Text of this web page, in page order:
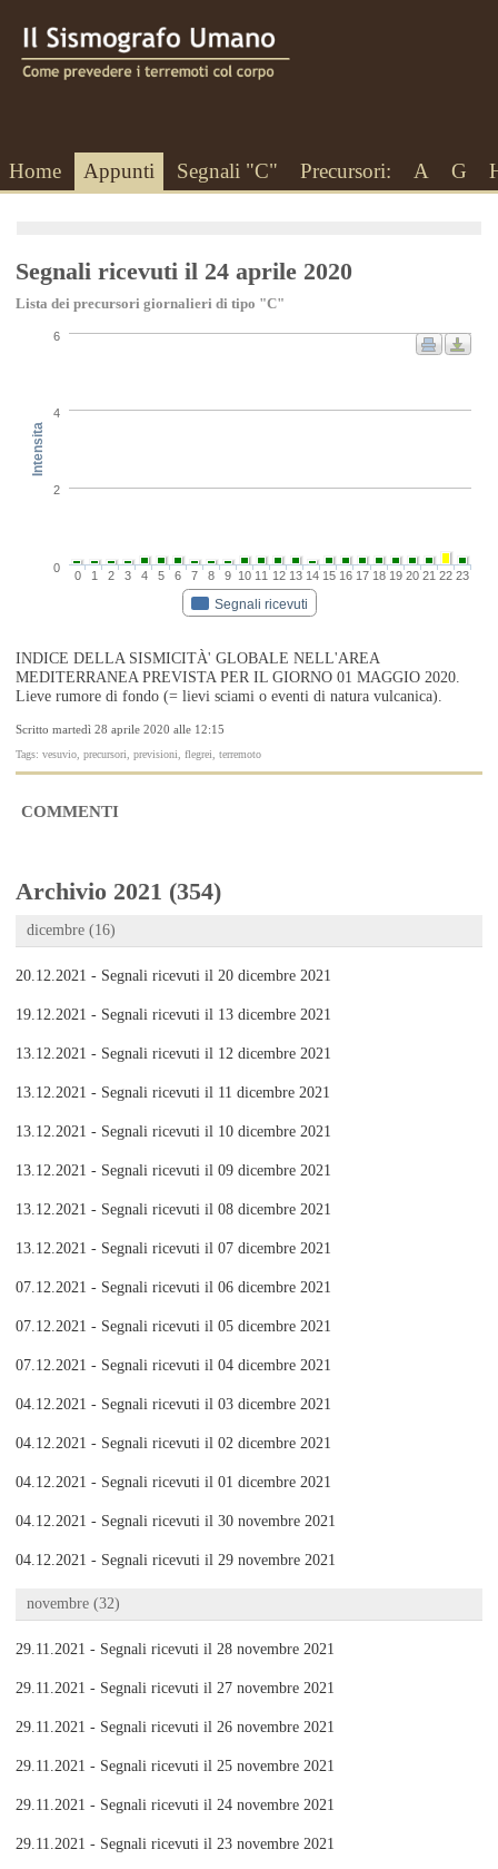
Home Appunti Segnali "C" Precursori: A G
Segnali ricevuti il 24 aprile 2020
Lista dei precursori giornalieri di tipo "C"
Intensita
Segnali ricevuti
0 1 2 3 4 5 6 7 8 9 10 11 12 13 14 15 16 17 18 19 20 21 22 23
0
2
4
6
INDICE DELLA SISMICITÀ' GLOBALE NELL'AREA
MEDITERRANEA PREVISTA PER IL GIORNO 01 MAGGIO 2020.
Lieve rumore di fondo (= lievi sciami o eventi di natura vulcanica).
Scritto martedì 28 aprile 2020 alle 12:15
Tags: vesuvio, precursori, previsioni, flegrei, terremoto
COMMENTI
Archivio 2021 (354)
dicembre (16)
20.12.2021 - Segnali ricevuti il 20 dicembre 2021
19.12.2021 - Segnali ricevuti il 13 dicembre 2021
13.12.2021 - Segnali ricevuti il 12 dicembre 2021
13.12.2021 - Segnali ricevuti il 11 dicembre 2021
13.12.2021 - Segnali ricevuti il 10 dicembre 2021
13.12.2021 - Segnali ricevuti il 09 dicembre 2021
13.12.2021 - Segnali ricevuti il 08 dicembre 2021
13.12.2021 - Segnali ricevuti il 07 dicembre 2021
07.12.2021 - Segnali ricevuti il 06 dicembre 2021
07.12.2021 - Segnali ricevuti il 05 dicembre 2021
07.12.2021 - Segnali ricevuti il 04 dicembre 2021
04.12.2021 - Segnali ricevuti il 03 dicembre 2021
04.12.2021 - Segnali ricevuti il 02 dicembre 2021
04.12.2021 - Segnali ricevuti il 01 dicembre 2021
04.12.2021 - Segnali ricevuti il 30 novembre 2021
04.12.2021 - Segnali ricevuti il 29 novembre 2021
novembre (32)
29.11.2021 - Segnali ricevuti il 28 novembre 2021
29.11.2021 - Segnali ricevuti il 27 novembre 2021
29.11.2021 - Segnali ricevuti il 26 novembre 2021
29.11.2021 - Segnali ricevuti il 25 novembre 2021
29.11.2021 - Segnali ricevuti il 24 novembre 2021
29.11.2021 - Segnali ricevuti il 23 novembre 2021